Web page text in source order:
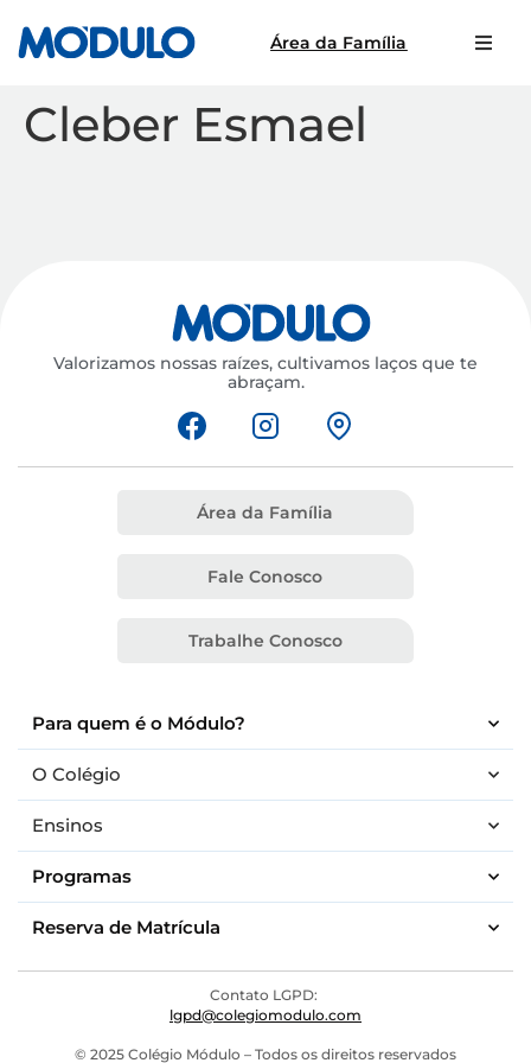
Área da Família
Cleber Esmael
Valorizamos nossas raízes, cultivamos laços que te
abraçam.
Para quem é o Módulo?
O Colégio
Ensinos
Programas
Reserva de Matrícula
Área da Família
Fale Conosco
Trabalhe Conosco
Contato LGPD:
lgpd@colegiomodulo.com
© 2025 Colégio Módulo – Todos os direitos reservados